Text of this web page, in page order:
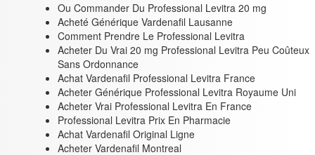
Ou Commander Du Professional Levitra 20 mg
Acheté Générique Vardenafil Lausanne
Comment Prendre Le Professional Levitra
Acheter Du Vrai 20 mg Professional Levitra Peu Coûteux
Sans Ordonnance
Achat Vardenafil Professional Levitra France
Acheter Générique Professional Levitra Royaume Uni
Acheter Vrai Professional Levitra En France
Professional Levitra Prix En Pharmacie
Achat Vardenafil Original Ligne
Acheter Vardenafil Montreal